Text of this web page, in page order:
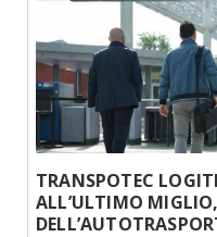
TRANSPOTEC
ALL’ULTIMO